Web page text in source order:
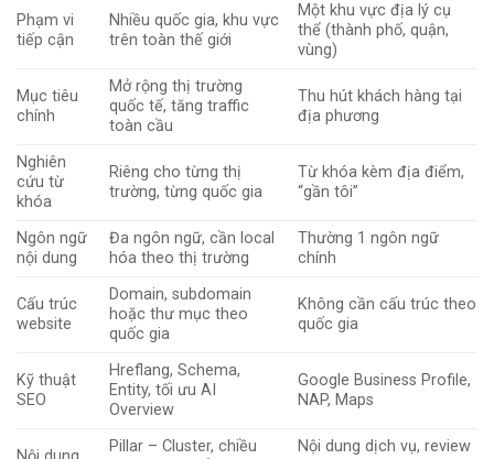
Phạm vi
tiếp cận
Nhiều quốc gia, khu vực
trên toàn thế giới
Một khu vực địa lý cụ
thể (thành phố, quận,
vùng)
Mục tiêu
chính
Mở rộng thị trường
quốc tế, tăng traffic
toàn cầu
Thu hút khách hàng tại
địa phương
Nghiên
cứu từ
khóa
Riêng cho từng thị
trường, từng quốc gia
Từ khóa kèm địa điểm,
“gần tôi”
Ngôn ngữ
nội dung
Đa ngôn ngữ, cần local
hóa theo thị trường
Thường 1 ngôn ngữ
chính
Cấu trúc
website
Domain, subdomain
hoặc thư mục theo
quốc gia
Không cần cấu trúc theo
quốc gia
Kỹ thuật
SEO
Hreflang, Schema,
Entity, tối ưu AI
Overview
Google Business Profile,
NAP, Maps
Pillar – Cluster, chiều
Nội dung dịch vụ, review